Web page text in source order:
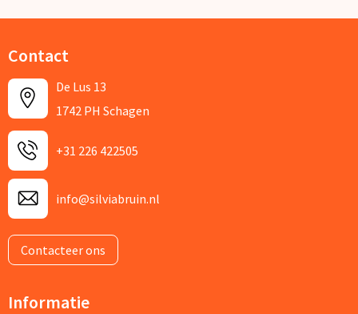
Contact
De Lus 13
1742 PH Schagen
+31 226 422505
info@silviabruin.nl
Contacteer ons
Informatie